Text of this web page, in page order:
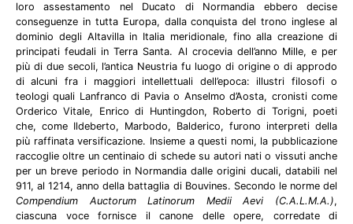
loro assestamento nel Ducato di Normandia ebbero decise
conseguenze in tutta Europa, dalla conquista del trono inglese al
dominio degli Altavilla in Italia meridionale, fino alla creazione di
principati feudali in Terra Santa. Al crocevia dell’anno Mille, e per
più di due secoli, l’antica Neustria fu luogo di origine o di approdo
di alcuni fra i maggiori intellettuali dell’epoca: illustri filosofi o
teologi quali Lanfranco di Pavia o Anselmo d’Aosta, cronisti come
Orderico Vitale, Enrico di Huntingdon, Roberto di Torigni, poeti
che, come Ildeberto, Marbodo, Balderico, furono interpreti della
più raffinata versificazione. Insieme a questi nomi, la pubblicazione
raccoglie oltre un centinaio di schede su autori nati o vissuti anche
per un breve periodo in Normandia dalle origini ducali, databili nel
911, al 1214, anno della battaglia di Bouvines. Secondo le norme del
Compendium Auctorum Latinorum Medii Aevi (C.A.L.M.A.),
ciascuna voce fornisce il canone delle opere, corredate di